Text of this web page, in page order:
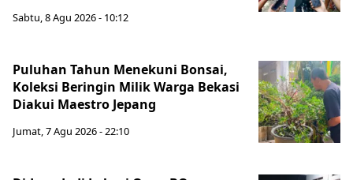
Sabtu, 8 Agu 2026 - 10:12
Puluhan Tahun Menekuni Bonsai,
Koleksi Beringin Milik Warga Bekasi
Diakui Maestro Jepang
Jumat, 7 Agu 2026 - 22:10